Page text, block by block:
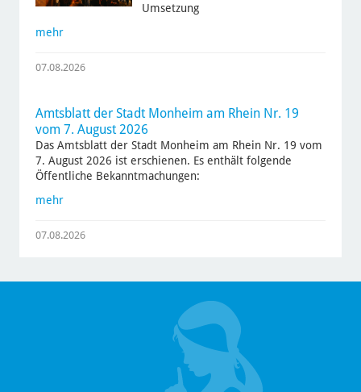
Umsetzung
mehr
07.08.2026
Amtsblatt der Stadt Monheim am Rhein Nr. 19
vom 7. August 2026
Das Amtsblatt der Stadt Monheim am Rhein Nr. 19 vom
7. August 2026 ist erschienen. Es enthält folgende
Öffentliche Bekanntmachungen:
mehr
07.08.2026